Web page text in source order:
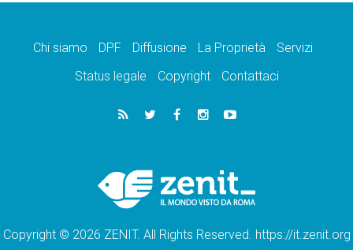
Chi siamo DPF Diffusione La Proprietà
Servizi
Status legale
Copyright Contattaci
Copyright © 2026 ZENIT. All Rights Reserved. https://it.zenit.org